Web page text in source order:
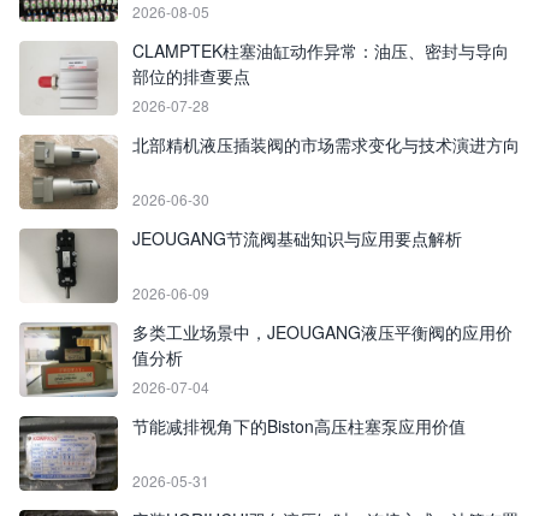
2026-08-05
CLAMPTEK柱塞油缸动作异常：油压、密封与导向
部位的排查要点
2026-07-28
北部精机液压插装阀的市场需求变化与技术演进方向
2026-06-30
JEOUGANG节流阀基础知识与应用要点解析
2026-06-09
多类工业场景中，JEOUGANG液压平衡阀的应用价
值分析
2026-07-04
节能减排视角下的Biston高压柱塞泵应用价值
2026-05-31